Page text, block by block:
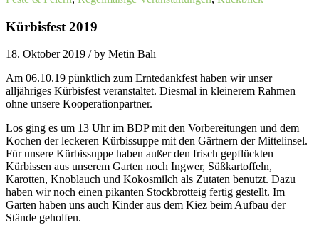
Kürbisfest 2019
18. Oktober 2019 / by Metin Balı
Am 06.10.19 pünktlich zum Erntedankfest haben wir unser
alljähriges Kürbisfest veranstaltet. Diesmal in kleinerem Rahmen
ohne unsere Kooperationpartner.
Los ging es um 13 Uhr im BDP mit den Vorbereitungen und dem
Kochen der leckeren Kürbissuppe mit den Gärtnern der Mittelinsel.
Für unsere Kürbissuppe haben außer den frisch gepflückten
Kürbissen aus unserem Garten noch Ingwer, Süßkartoffeln,
Karotten, Knoblauch und Kokosmilch als Zutaten benutzt. Dazu
haben wir noch einen pikanten Stockbrotteig fertig gestellt. Im
Garten haben uns auch Kinder aus dem Kiez beim Aufbau der
Stände geholfen.